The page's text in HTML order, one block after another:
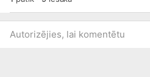
Autorizējies, lai komentētu